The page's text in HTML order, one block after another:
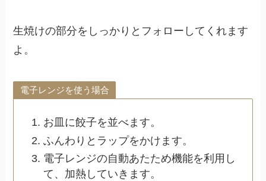
生焼けの部分をしっかりとフォローしてくれます
よ。
電子レンジを使う場合
お皿に餃子を並べます。
ふんわりとラップをかけます。
電子レンジの自動あたため機能を利用し
て、加熱していきます。